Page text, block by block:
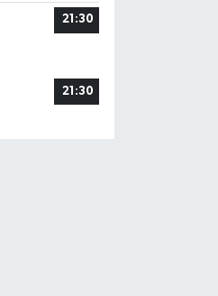
21:30
21:30